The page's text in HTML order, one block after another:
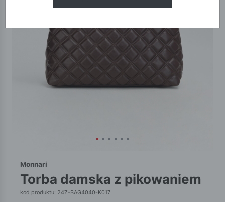
Monnari
torba damska z pikowaniem
kod produktu: 24Z-BAG4040-K017